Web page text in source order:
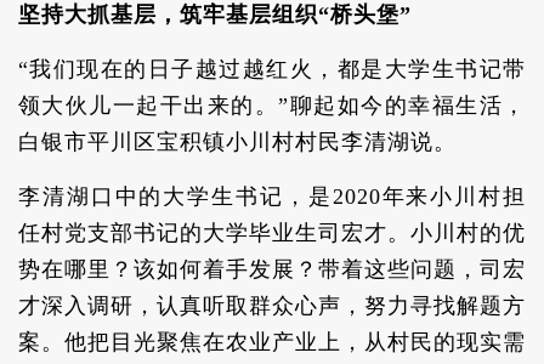
坚持大抓基层，筑牢基层组织“桥头堡”
“我们现在的日子越过越红火，都是大学生书记带
领大伙儿一起干出来的。”聊起如今的幸福生活，
白银市平川区宝积镇小川村村民李清湖说。
李清湖口中的大学生书记，是2020年来小川村担
任村党支部书记的大学毕业生司宏才。小川村的优
势在哪里？该如何着手发展？带着这些问题，司宏
才深入调研，认真听取群众心声，努力寻找解题方
案。他把目光聚焦在农业产业上，从村民的现实需